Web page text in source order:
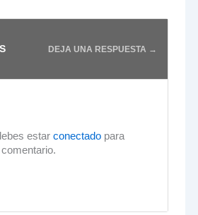
DEJA UNA RESPUESTA →
estar conectadopara